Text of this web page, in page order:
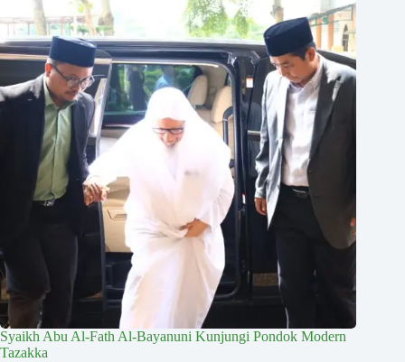
Syaikh Abu Al-Fath Al-Bayanuni Kunjungi Pondok Modern
Tazakka